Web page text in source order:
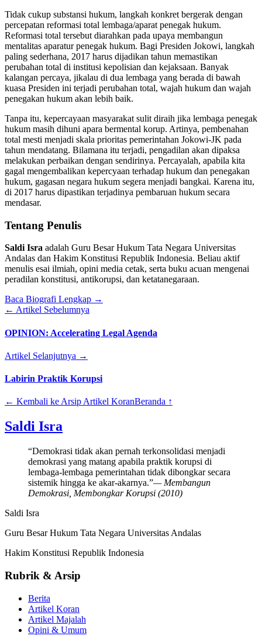
Tidak cukup substansi hukum, langkah konkret bergerak dengan
percepatan reformasi total lembaga/aparat penegak hukum.
Reformasi total tersebut diarahkan pada upaya membangun
mentalitas aparatur penegak hukum. Bagi Presiden Jokowi, langkah
paling sederhana, 2017 harus dijadikan tahun memastikan
perubahan total di institusi kepolisian dan kejaksaan. Banyak
kalangan percaya, jikalau di dua lembaga yang berada di bawah
kuasa Presiden ini terjadi perubahan total, wajah hukum dan wajah
penegakan hukum akan lebih baik.
Tanpa itu, kepercayaan masyarakat sulit diraih jika lembaga penegak
hukum masih dihuni apara bermental korup. Artinya, pembenahan
total mesti menjadi skala prioritas pemerintahan Jokowi-JK pada
tahun mendatang. Bilamana itu terjadi, pengadilan akan dipaksa
melakukan perbaikan dengan sendirinya. Percayalah, apabila kita
gagal mengembalikan kepercyaan terhadap hukum dan penegakan
hukum, gagasan negara hukum segera menjadi bangkai. Karena itu,
di 2017 harus dipastikan terjadinya pembaruan hukum secara
mendasar.
Tentang Penulis
Saldi Isra adalah Guru Besar Hukum Tata Negara Universitas
Andalas dan Hakim Konstitusi Republik Indonesia. Beliau aktif
menulis esai ilmiah, opini media cetak, serta buku acuan mengenai
peradilan konstitusi, antikorupsi, dan ketatanegaraan.
Baca Biografi Lengkap →
← Artikel Sebelumnya
OPINION: Accelerating Legal Agenda
Artikel Selanjutnya →
Labirin Praktik Korupsi
← Kembali ke Arsip Artikel KoranBeranda ↑
Saldi Isra
“Demokrasi tidak akan pernah terkonsolidasi menjadi
demokrasi yang matang apabila praktik korupsi di
lembaga-lembaga pemerintahan tidak dibongkar secara
sistemik hingga ke akar-akarnya.”— Membangun
Demokrasi, Membongkar Korupsi (2010)
Saldi Isra
Guru Besar Hukum Tata Negara Universitas Andalas
Hakim Konstitusi Republik Indonesia
Rubrik & Arsip
Berita
Artikel Koran
Artikel Majalah
Opini & Umum